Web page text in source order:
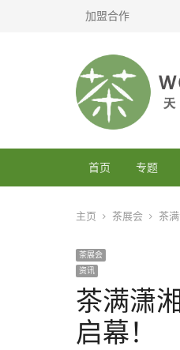
加盟合作
首页 专题
主页 茶展会 茶
茶展会
资讯
茶满潇
启幕！